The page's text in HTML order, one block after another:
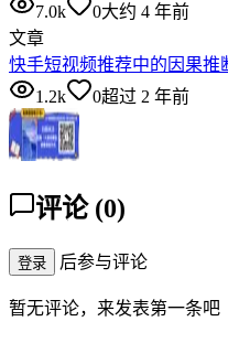
7.0k
0大约 4 年前
文章
快手短视频推荐中的因果推
1.2k
0超过 2 年前
评论 (0)
登录 后参与评论
暂无评论，来发表第一条吧